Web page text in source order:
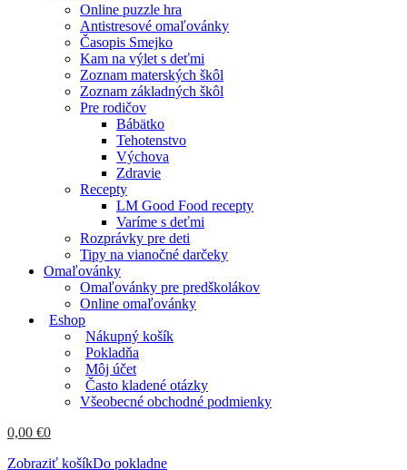
Online puzzle hra
Antistresové omaľovánky
Časopis Smejko
Kam na výlet s deťmi
Zoznam materských škôl
Zoznam základných škôl
Pre rodičov
Bábätko
Tehotenstvo
Výchova
Zdravie
Recepty
LM Good Food recepty
Varíme s deťmi
Rozprávky pre deti
Tipy na vianočné darčeky
Omaľovánky
Omaľovánky pre predškolákov
Online omaľovánky
Eshop
Nákupný košík
Pokladňa
Môj účet
Často kladené otázky
Všeobecné obchodné podmienky
0,00 €0
Zobraziť košíkDo pokladne